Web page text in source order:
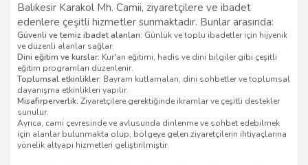
Balıkesir Karakol Mh. Camii, ziyaretçilere ve ibadet
edenlere çeşitli hizmetler sunmaktadır. Bunlar arasında:
Güvenli ve temiz ibadet alanları: Günlük ve toplu ibadetler için hijyenik
ve düzenli alanlar sağlar.
Dini eğitim ve kurslar: Kur'an eğitimi, hadis ve dini bilgiler gibi çeşitli
eğitim programları düzenlenir.
Toplumsal etkinlikler: Bayram kutlamaları, dini sohbetler ve toplumsal
dayanışma etkinlikleri yapılır.
Misafirperverlik: Ziyaretçilere gerektiğinde ikramlar ve çeşitli destekler
sunulur.
Ayrıca, cami çevresinde ve avlusunda dinlenme ve sohbet edebilmek
için alanlar bulunmakta olup, bölgeye gelen ziyaretçilerin ihtiyaçlarına
yönelik altyapı hizmetleri geliştirilmiştir.